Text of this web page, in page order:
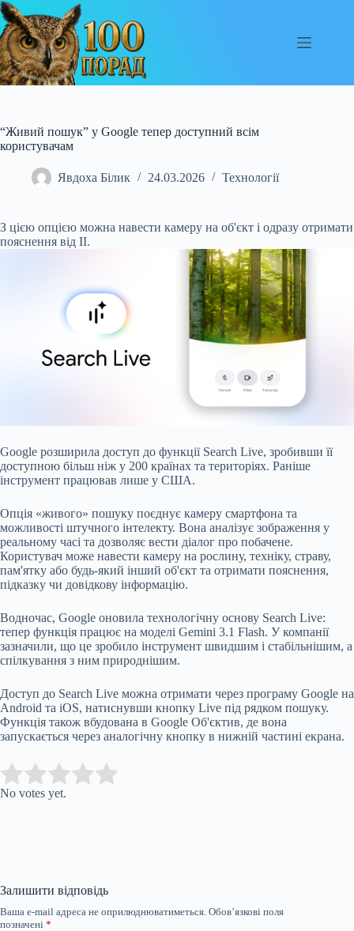
Перейти
до
вмісту
“Живий пошук” у Google тепер доступний всім
користувачам
Явдоха Білик 24.03.2026 Технології
З цією опцією можна навести камеру на об'єкт і одразу отримати
пояснення від ІІ.
Google розширила доступ до функції Search Live, зробивши її
доступною більш ніж у 200 країнах та територіях. Раніше
інструмент працював лише у США.
Опція «живого» пошуку поєднує камеру смартфона та
можливості штучного інтелекту. Вона аналізує зображення у
реальному часі та дозволяє вести діалог про побачене.
Користувач може навести камеру на рослину, техніку, страву,
пам'ятку або будь-який інший об'єкт та отримати пояснення,
підказку чи довідкову інформацію.
Водночас, Google оновила технологічну основу Search Live:
тепер функція працює на моделі Gemini 3.1 Flash. У компанії
зазначили, що це зробило інструмент швидшим і стабільнішим, а
спілкування з ним природнішим.
Доступ до Search Live можна отримати через програму Google на
Android та iOS, натиснувши кнопку Live під рядком пошуку.
Функція також вбудована в Google Об'єктив, де вона
запускається через аналогічну кнопку в нижній частині екрана.
Rate this item:
No votes yet.
Залишити відповідь
Ваша e-mail адреса не оприлюднюватиметься. Обов’язкові поля
позначені *